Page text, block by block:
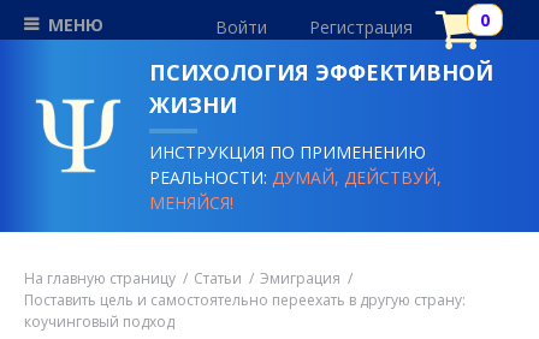
МЕНЮ Войти Регистрация
ПСИХОЛОГИЯ ЭФФЕКТИВНОЙ
ЖИЗНИ
ИНСТРУКЦИЯ ПО ПРИМЕНЕНИЮ
РЕАЛЬНОСТИ:ДУМАЙ, ДЕЙСТВУЙ,
МЕНЯЙСЯ!
На главную страницу Статьи
Эмиграция
Поставить цель и самостоятельно переехать в другую страну:
коучинговый подход